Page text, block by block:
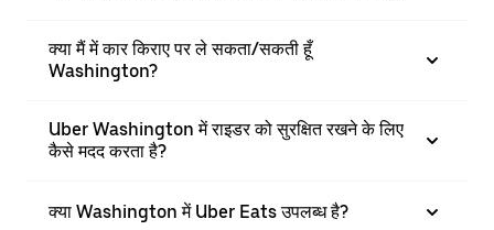
क्या मैं में कार किराए पर ले सकता/सकती हूँ
Washington?
Uber Washington में राइडर को सुरक्षित रखने के लिए
कैसे मदद करता है?
क्या Washington में Uber Eats उपलब्ध है?